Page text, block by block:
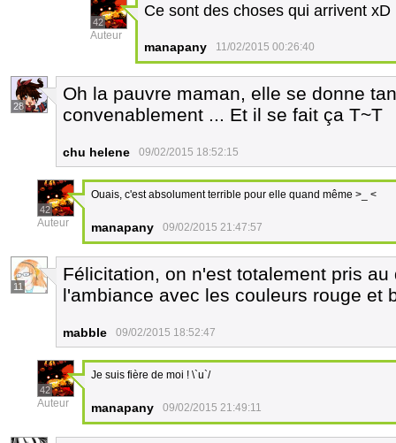
42
Auteur
Ce sont des choses qui arrivent xD
manapany 11/02/2015 00:26:40
28
Oh la pauvre maman, elle se donne
convenablement ... Et il se fait ça T~T
chu helene 09/02/2015 18:52:15
42
Auteur
Ouais, c'est absolument terrible pour elle quand même >_ <
manapany 09/02/2015 21:47:57
11
Félicitation, on n'est totalement pris
l'ambiance avec les couleurs rouge et
mabble 09/02/2015 18:52:47
42
Auteur
Je suis fière de moi ! \`u`/
manapany 09/02/2015 21:49:11